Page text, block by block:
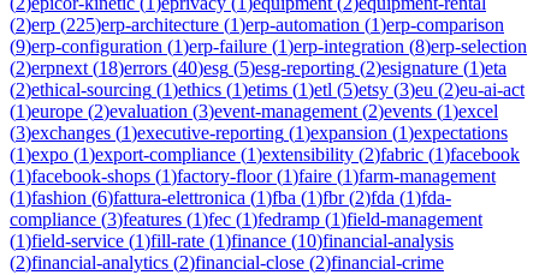
(2)erp (225)erp-architecture (1)erp-automation (1)erp-comparison
(9)erp-configuration (1)erp-failure (1)erp-integration (8)erp-selection
(2)erpnext (18)errors (40)esg (5)esg-reporting (2)esignature (1)eta
(2)ethical-sourcing (1)ethics (1)etims (1)etl (5)etsy (3)eu (2)eu-ai-act
(1)europe (2)evaluation (3)event-management (2)events (1)excel
(3)exchanges (1)executive-reporting (1)expansion (1)expectations
(1)expo (1)export-compliance (1)extensibility (2)fabric (1)facebook
(1)facebook-shops (1)factory-floor(1)faire (1)farm-management
(1)fashion (6)fattura-elettronica (1)fba (1)fbr(2)fda (1)fda-
compliance (3)features (1)fec (1)fedramp (1)field-management
(1)field-service (1)fill-rate (1)finance (10)financial-analysis
(2)financial-analytics (2)financial-close (2)financial-crime